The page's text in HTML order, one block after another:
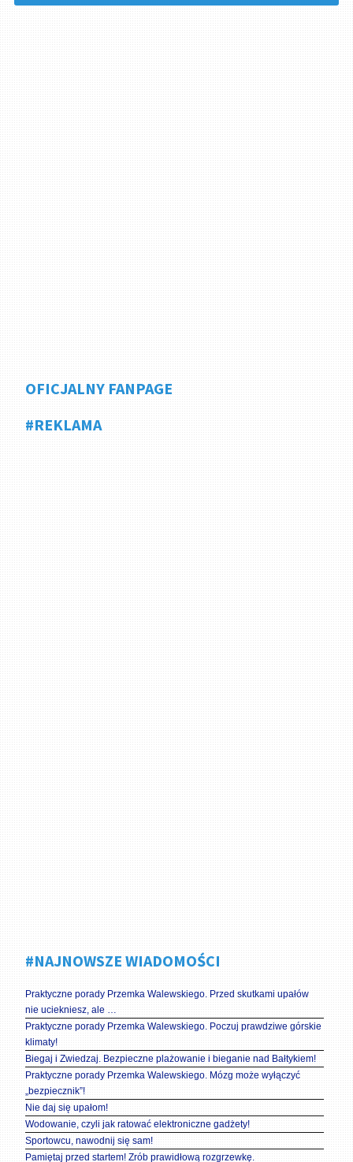
OFICJALNY FANPAGE
#REKLAMA
#NAJNOWSZE WIADOMOŚCI
Praktyczne porady Przemka Walewskiego. Przed skutkami upałów
nie uciekniesz, ale …
Praktyczne porady Przemka Walewskiego. Poczuj prawdziwe górskie
klimaty!
Biegaj i Zwiedzaj. Bezpieczne plażowanie i bieganie nad Bałtykiem!
Praktyczne porady Przemka Walewskiego. Mózg może wyłączyć
„bezpiecznik”!
Nie daj się upałom!
Wodowanie, czyli jak ratować elektroniczne gadżety!
Sportowcu, nawodnij się sam!
Pamiętaj przed startem! Zrób prawidłową rozgrzewkę.